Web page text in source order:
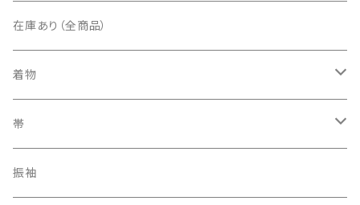
在庫あり（全商品）
着物
訪問着・付下げ
紬
帯
袋帯
振袖